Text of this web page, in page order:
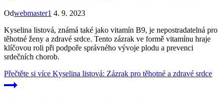
Odwebmaster1 4. 9. 2023
Kyselina listová, známá také jako vitamín B9, je nepostradatelná pro
těhotné ženy a zdravé srdce. Tento zázrak ve formě vitamínu hraje
klíčovou roli při podpoře správného vývoje plodu a prevenci
srdečních chorob.
Přečtěte si více Kyselina listová: Zázrak pro těhotné a zdravé srdce